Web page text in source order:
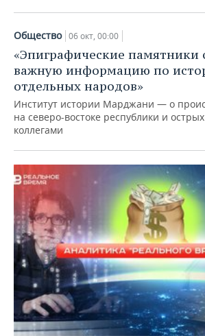
ХОККЕЙ С МЯЧОМ
ПРОИСШЕСТВИЯ
Общество 06 окт, 00:00
«Эпиграфические памятники
важную информацию по
отдельных народов»
Институт истории Марджани — о
на северо-востоке республики и острых
коллегами